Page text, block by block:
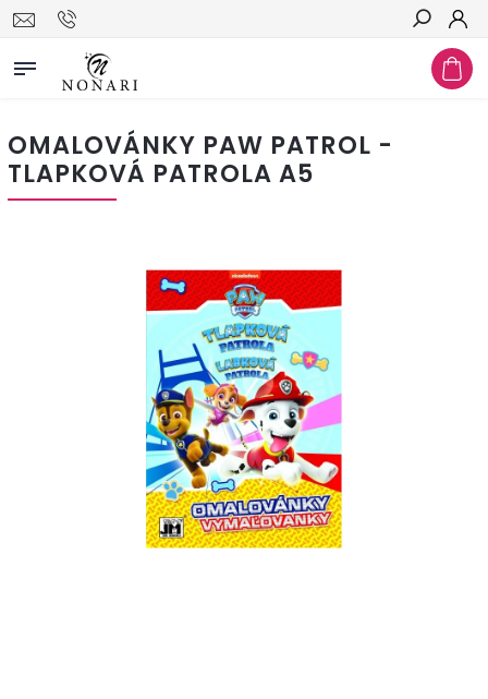
Hledat
OMALOVÁNKY PAW PATROL -
TLAPKOVÁ PATROLA A5